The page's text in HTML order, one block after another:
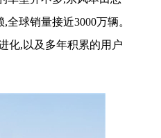
球销量接近3000万辆。
化,以及多年积累的用户